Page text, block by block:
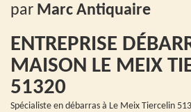
par Marc Antiquaire
ENTREPRISE
MAISON LE MEIX
51320
Spécialiste en débarras à Le Meix Tiercelin